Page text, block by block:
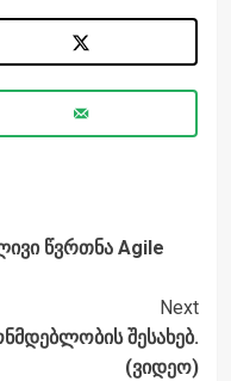
წვრთნა Agile
Next
შესახებ.
(ვიდეო)